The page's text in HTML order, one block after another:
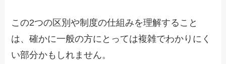
この2つの区別や制度の仕組みを理解すること
は、確かに一般の方にとっては複雑でわかりにく
い部分かもしれません。